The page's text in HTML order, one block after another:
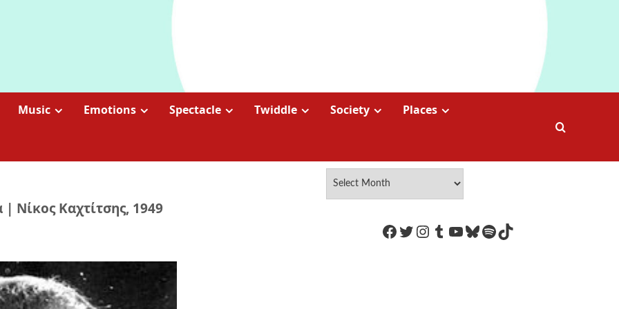
Music Emotions Spectacle Twiddle Society Places
Νίκος Καχτίτσης, 1949
https://www.facebook.com/
Twitter
Instagram
Tumblr
YouTube
Bluesky
Spotify
TikTok